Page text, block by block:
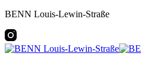
BENN Louis-Lewin-Straße